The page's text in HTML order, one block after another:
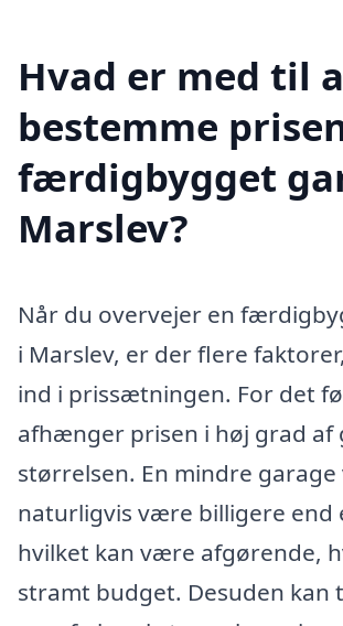
Hvad er med til
bestemme
færdigbygget
Marslev?
Når du overvejer en
i Marslev, er der flere
ind i prissætningen. For det
afhænger prisen i høj grad af
størrelsen. En mindre garage
naturligvis være billigere end
hvilket kan være afgørende,
stramt budget. Desuden kan